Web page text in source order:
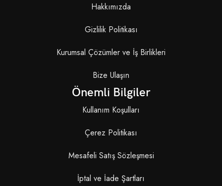
Hakkımızda
Gizlilik Politikası
Kurumsal Çözümler ve İş Birlikleri
Bize Ulaşın
Önemli Bilgiler
Kullanım Koşulları
Çerez Politikası
Mesafeli Satış Sözleşmesi
İptal ve İade Şartları